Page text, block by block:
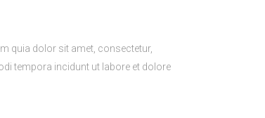
quia dolor sit amet, consectetur,
tempora incidunt ut labore et dolore